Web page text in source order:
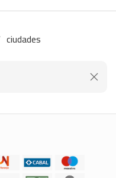
ciudades